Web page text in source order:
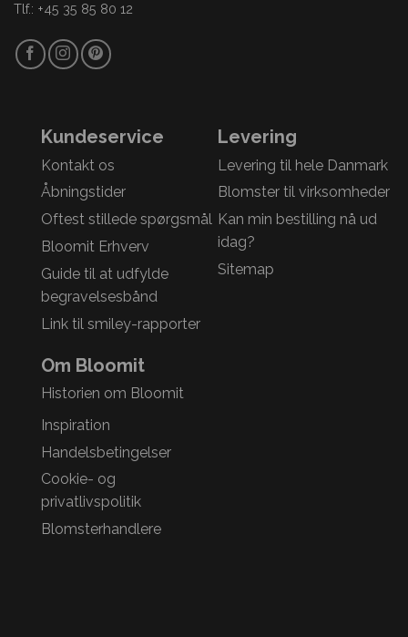
Tlf.: +45 35 85 80 12
Kundeservice
Kontakt os
Åbningstider
Oftest stillede spørgsmål
Bloomit Erhverv
Guide til at udfylde
begravelsesbånd
Link til smiley-rapporter
Levering
Levering til hele Danmark
Blomster til virksomheder
Kan min bestilling nå ud
idag?
Sitemap
Om Bloomit
Historien om Bloomit
Inspiration
Handelsbetingelser
Cookie- og
privatlivspolitik
Blomsterhandlere